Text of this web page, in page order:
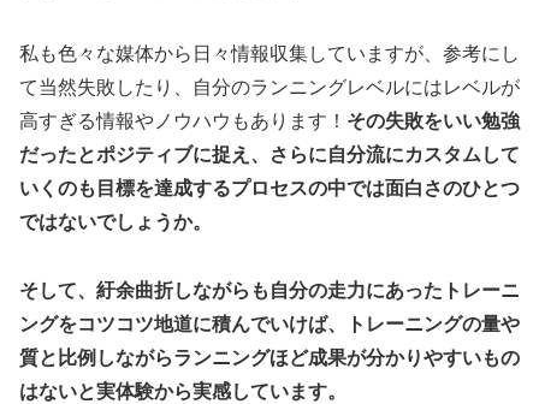
私も色々な媒体から日々情報収集していますが、参考にし
て当然失敗したり、自分のランニングレベルにはレベルが
高すぎる情報やノウハウもあります！ その失敗をいい勉強
だったとポジティブに捉え、さらに自分流にカスタムして
いくのも目標を達成するプロセスの中では面白さのひとつ
ではないでしょうか。
そして、紆余曲折しながらも自分の走力にあったトレーニ
ングをコツコツ地道に積んでいけば、トレーニングの量や
質と比例しながらランニングほど成果が分かりやすいもの
はないと実体験から実感しています。